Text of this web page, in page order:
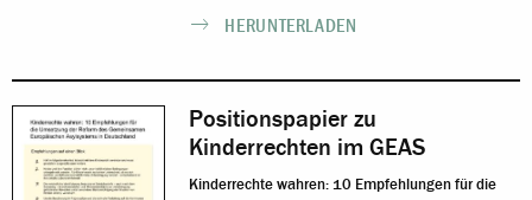
HERUNTERLADEN
Positionspapier zu
Kinderrechten im GEAS
Kinderrechte wahren: 10 Empfehlungen für die